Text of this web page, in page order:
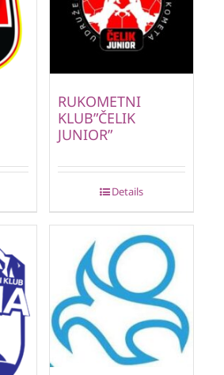
RUKOMETNI
KLUB”ČELIK
JUNIOR”
Details